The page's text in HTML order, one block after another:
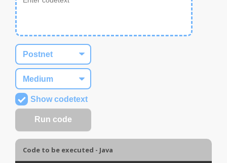
Show codetext
Code to be executed - Java